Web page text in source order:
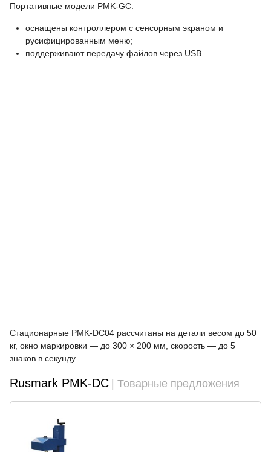
Портативные модели PMK-GC:
оснащены контроллером с сенсорным экраном и
русифицированным меню;
поддерживают передачу файлов через USB.
Стационарные PMK-DC04 рассчитаны на детали весом до 50
кг, окно маркировки — до 300 × 200 мм, скорость — до 5
знаков в секунду.
Rusmark PMK-DC | Товарные предложения